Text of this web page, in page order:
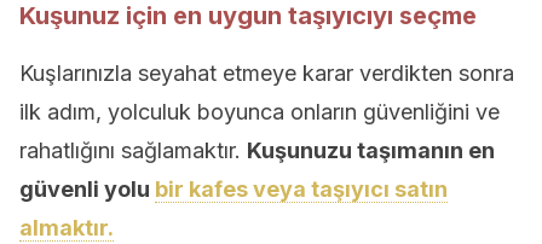
Kuşunuz için en uygun taşıyıcıyı seçme
Kuşlarınızla seyahat etmeye karar verdikten sonra
ilk adım, yolculuk boyunca onların güvenliğini ve
rahatlığını sağlamaktır. Kuşunuzu taşımanın en
güvenli yolu bir kafes veya taşıyıcı satın
almaktır.